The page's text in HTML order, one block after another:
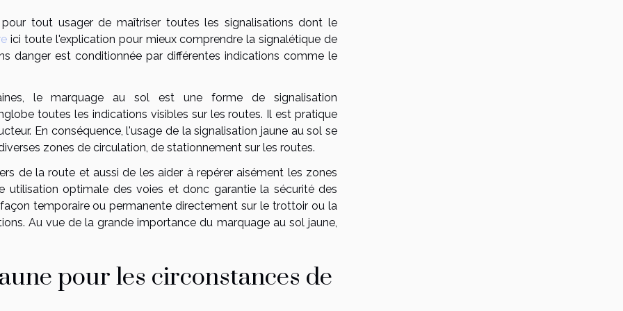
tout usager de maîtriser toutes les signalisations dont le
ici toute l'explication pour mieux comprendre la signalétique de
danger est conditionnée par différentes indications comme le
le marquage au sol est une forme de signalisation
toutes les indications visibles sur les routes. Il est pratique
En conséquence, l'usage de la signalisation jaune au sol se
zones de circulation, de stationnement sur les routes.
de la route et aussi de les aider à repérer aisément les zones
utilisation optimale des voies et donc garantie la sécurité des
temporaire ou permanente directement sur le trottoir ou la
Au vue de la grande importance du marquage au sol jaune,
pour les circonstances de